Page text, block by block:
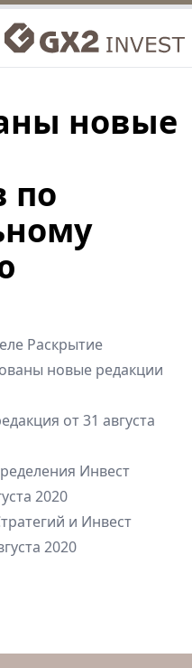
новые
по
Раскрытие
новые редакции
от 31 августа
Инвест
2020
и Инвест
2020